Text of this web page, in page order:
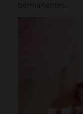
permanentes.